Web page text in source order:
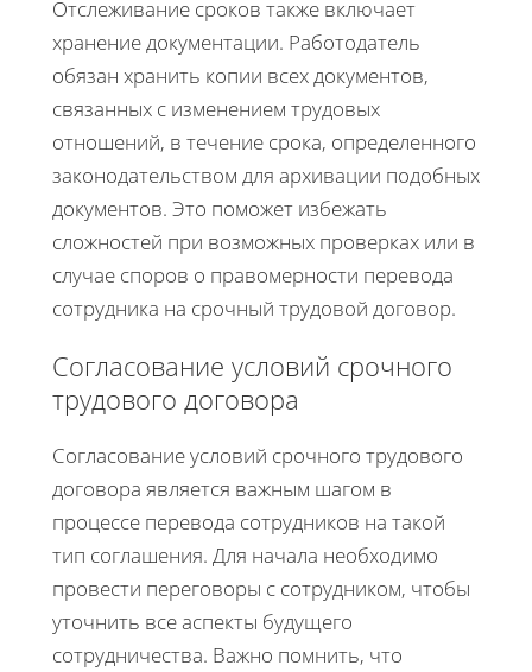
Отслеживание сроков также включает
хранение документации. Работодатель
обязан хранить копии всех документов,
связанных с изменением трудовых
отношений, в течение срока, определенного
законодательством для архивации подобных
документов. Это поможет избежать
сложностей при возможных проверках или в
случае споров о правомерности перевода
сотрудника на срочный трудовой договор.
Согласование условий срочного
трудового договора
Согласование условий срочного трудового
договора является важным шагом в
процессе перевода сотрудников на такой
тип соглашения. Для начала необходимо
провести переговоры с сотрудником, чтобы
уточнить все аспекты будущего
сотрудничества. Важно помнить, что